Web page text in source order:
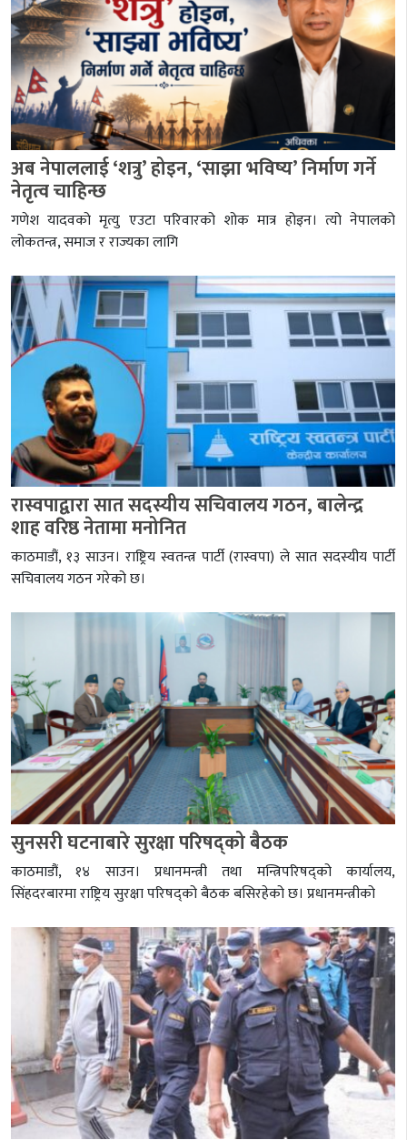
अब नेपाललाई ‘शत्रु’ होइन, ‘साझा भविष्य’ निर्माण गर्ने
नेतृत्व चाहिन्छ
गणेश यादवको मृत्यु एउटा परिवारको शोक मात्र होइन। त्यो नेपालको
लोकतन्त्र, समाज र राज्यका लागि
रास्वपाद्वारा सात सदस्यीय सचिवालय गठन, बालेन्द्र
शाह वरिष्ठ नेतामा मनोनित
काठमाडौं, १३ साउन। राष्ट्रिय स्वतन्त्र पार्टी (रास्वपा) ले सात सदस्यीय पार्टी
सचिवालय गठन गरेको छ।
सुनसरी घटनाबारे सुरक्षा परिषद्को बैठक
काठमाडौं, १४ साउन। प्रधानमन्त्री तथा मन्त्रिपरिषद्को कार्यालय,
सिंहदरबारमा राष्ट्रिय सुरक्षा परिषद्को बैठक बसिरहेको छ। प्रधानमन्त्रीको